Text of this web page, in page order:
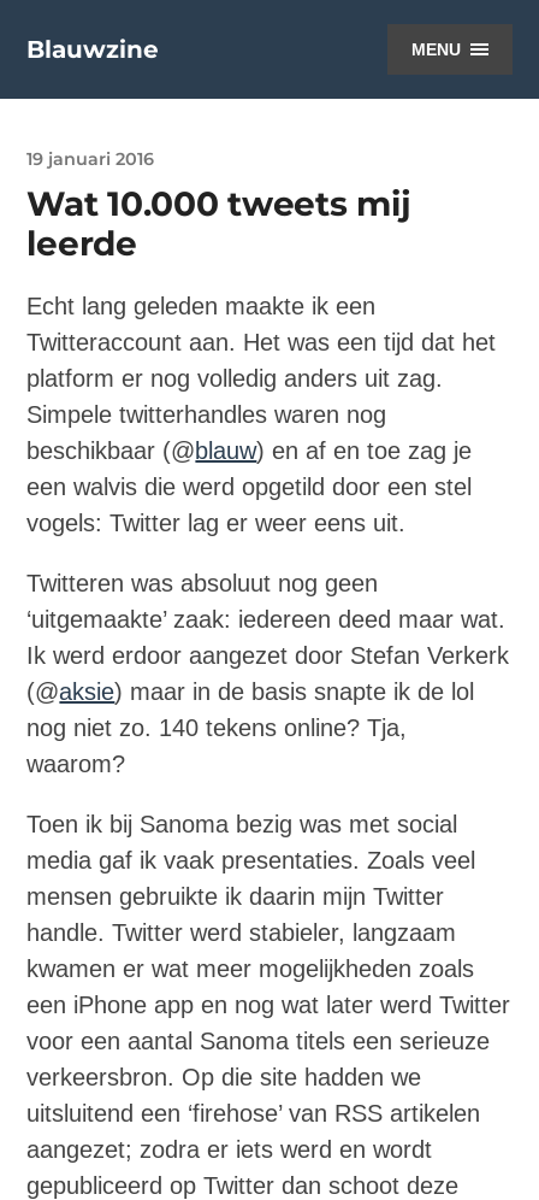
Blauwzine MENU
19 januari 2016
Wat 10.000 tweets mij
leerde
Echt lang geleden maakte ik een
Twitteraccount aan. Het was een tijd dat het
platform er nog volledig anders uit zag.
Simpele twitterhandles waren nog
beschikbaar (@blauw) en af en toe zag je
een walvis die werd opgetild door een stel
vogels: Twitter lag er weer eens uit.
Twitteren was absoluut nog geen
‘uitgemaakte’ zaak: iedereen deed maar wat.
Ik werd erdoor aangezet door Stefan Verkerk
(@aksie) maar in de basis snapte ik de lol
nog niet zo. 140 tekens online? Tja,
waarom?
Toen ik bij Sanoma bezig was met social
media gaf ik vaak presentaties. Zoals veel
mensen gebruikte ik daarin mijn Twitter
handle. Twitter werd stabieler, langzaam
kwamen er wat meer mogelijkheden zoals
een iPhone app en nog wat later werd Twitter
voor een aantal Sanoma titels een serieuze
verkeersbron. Op die site hadden we
uitsluitend een ‘firehose’ van RSS artikelen
aangezet; zodra er iets werd en wordt
gepubliceerd op Twitter dan schoot deze